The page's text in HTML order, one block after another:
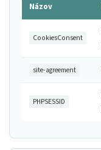
Názov
CookiesConsent
site-agreement
PHPSESSID